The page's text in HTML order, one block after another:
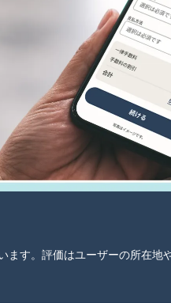
す。評価はユーザーの所在地